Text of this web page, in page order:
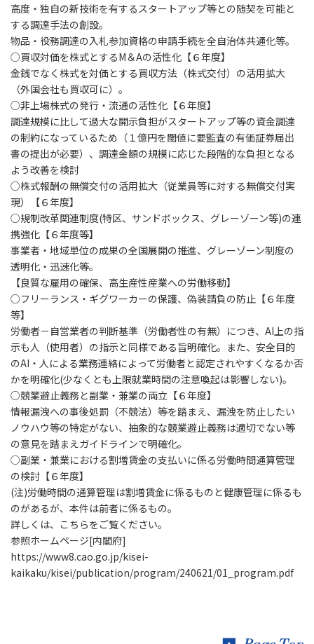
高度・独自の新技術を有するスタートアップ等との随契を可能と
する調達手法の創設。
物品・役務調達の入札参加資格の申請手続を全自治体共通化等。
○買収対価を株式とするM＆Aの活性化【６年度】
金銭でなく株式を対価とする買収方法（株式交付）の活用拡大
（外国会社も買収可に）。
○非上場株式の発行・流通の活性化【６年度】
調達規模に比して過大な開示負担がスタートアップ等の資金調達
の制約になっているため（１億円を閾値に要監査の有価証券届出
書の提出が必要）、調達金額の規模に応じた段階的な負担となる
よう改善を検討
○株式報酬の無償交付の活用拡大（従業員等に対する無償交付実
現）【６年度】
○規制改革関連制度(特区、サンドボックス、グレーゾーン等)の連
携強化【６年度等】
事業者・地域単位の成果の全国展開の推進、グレーゾーン制度の
透明化・迅速化等。
【良質な雇用の確保、高生産性産業への労働移動】
○フリーランス・ギグワーカーの保護、偽装請負の防止【６年度
等】
労働者－自営業者の判断基準（労働者性の有無）につき、AI上の指
示も人（使用者）の指示と同様である旨明確化。また、安全目的
のAI・人による業務連絡によって労働者と認定されやすくなるか否
かを明確化(少なくとも上限就業時間の注意喚起は影響しない)。
○競業避止義務と副業・兼業の両立【６年度】
情報漏洩への事後処罰（不競法）等を踏まえ、漏洩を防止したい
ノウハウ等の特定がない、抽象的な競業避止義務は適切でない等
の意見を踏まえガイドラインで明確化。
○副業・兼業における割増賃金の支払いに係る労働時間通算管理
の検討【６年度】
(注)労働時間の通算管理は割増賃金に係るものと健康管理に係るも
のがあるが、本件は前者に係るもの。
詳しくは、こちらをご覧ください。
参照ホームページ[内閣府]
https://www8.cao.go.jp/kisei-
kaikaku/kisei/publication/program/240621/01_program.pdf